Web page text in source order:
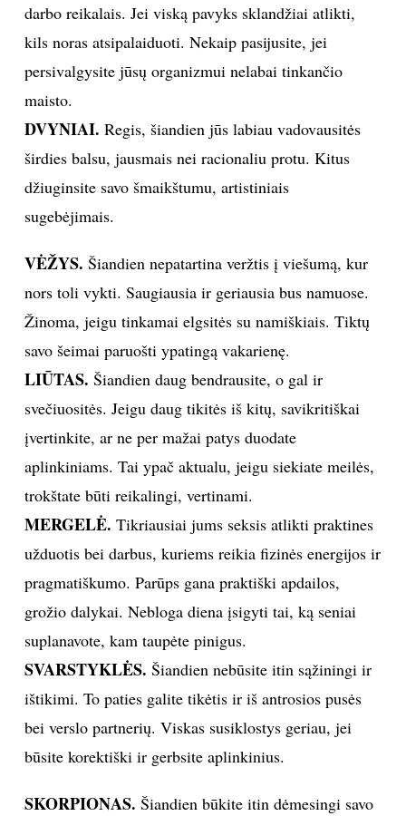
KNYGOS
INTERJERAS
NAMAI
RECEPTAI
VAIKAI
NELAIMĖS
KONTAKTAI
Sekite mus:
PRENUMERUOK
NAUJIENLAIŠKĮ
Prenumeruodami portalą,
Jūs sutinkate su
darbo reikalais. Jei viską pavyks sklandžiai atlikti,
kils noras atsipalaiduoti. Nekaip pasijusite, jei
persivalgysite jūsų organizmui nelabai tinkančio
maisto.
DVYNIAI. Regis, šiandien jūs labiau vadovausitės
širdies balsu, jausmais nei racionaliu protu. Kitus
džiuginsite savo šmaikštumu, artistiniais
sugebėjimais.
VĖŽYS. Šiandien nepatartina veržtis į viešumą, kur
nors toli vykti. Saugiausia ir geriausia bus namuose.
Žinoma, jeigu tinkamai elgsitės su namiškiais. Tiktų
savo šeimai paruošti ypatingą vakarienę.
LIŪTAS. Šiandien daug bendrausite, o gal ir
svečiuositės. Jeigu daug tikitės iš kitų, savikritiškai
įvertinkite, ar ne per mažai patys duodate
aplinkiniams. Tai ypač aktualu, jeigu siekiate meilės,
trokštate būti reikalingi, vertinami.
MERGELĖ. Tikriausiai jums seksis atlikti praktines
užduotis bei darbus, kuriems reikia fizinės energijos ir
pragmatiškumo. Parūps gana praktiški apdailos,
grožio dalykai. Nebloga diena įsigyti tai, ką seniai
suplanavote, kam taupėte pinigus.
SVARSTYKLĖS. Šiandien nebūsite itin sąžiningi ir
ištikimi. To paties galite tikėtis ir iš antrosios pusės
bei verslo partnerių. Viskas susiklostys geriau, jei
būsite korektiški ir gerbsite aplinkinius.
SKORPIONAS. Šiandien būkite itin dėmesingi savo